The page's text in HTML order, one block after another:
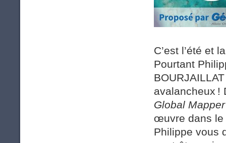
C’est l’été et
Pourtant
avalancheux !
Global Mapper
œuvre dans le
Philippe vous